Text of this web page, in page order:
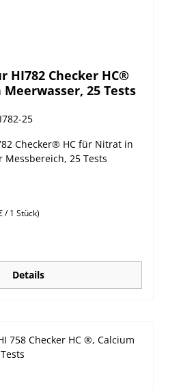
HI782 Checker HC®
25 Tests
25
Checker® HC für Nitrat in
Messbereich, 25 Tests
/ 1 Stück)
Details